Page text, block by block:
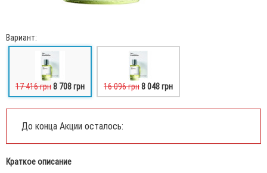
Вариант:
17 416 грн8 708 грн 16 096 грн8 048 грн
До конца Акции осталось:
Краткое описание